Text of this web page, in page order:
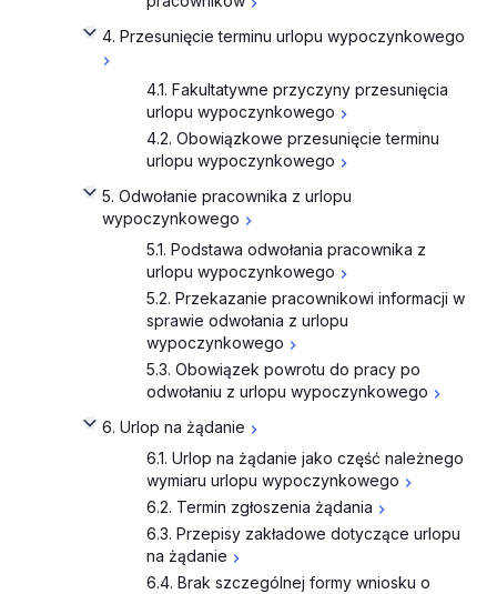
4. Przesunięcie terminu urlopu wypoczynkowego
4.1. Fakultatywne przyczyny przesunięcia
urlopu wypoczynkowego
4.2. Obowiązkowe przesunięcie terminu
urlopu wypoczynkowego
5. Odwołanie pracownika z urlopu
wypoczynkowego
5.1. Podstawa odwołania pracownika z
urlopu wypoczynkowego
5.2. Przekazanie pracownikowi informacji w
sprawie odwołania z urlopu
wypoczynkowego
5.3. Obowiązek powrotu do pracy po
odwołaniu z urlopu wypoczynkowego
6. Urlop na żądanie
6.1. Urlop na żądanie jako część należnego
wymiaru urlopu wypoczynkowego
6.2. Termin zgłoszenia żądania
6.3. Przepisy zakładowe dotyczące urlopu
na żądanie
6.4. Brak szczególnej formy wniosku o